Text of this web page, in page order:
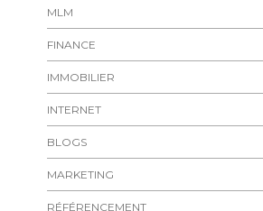
MLM
FINANCE
IMMOBILIER
INTERNET
BLOGS
MARKETING
RÉFÉRENCEMENT